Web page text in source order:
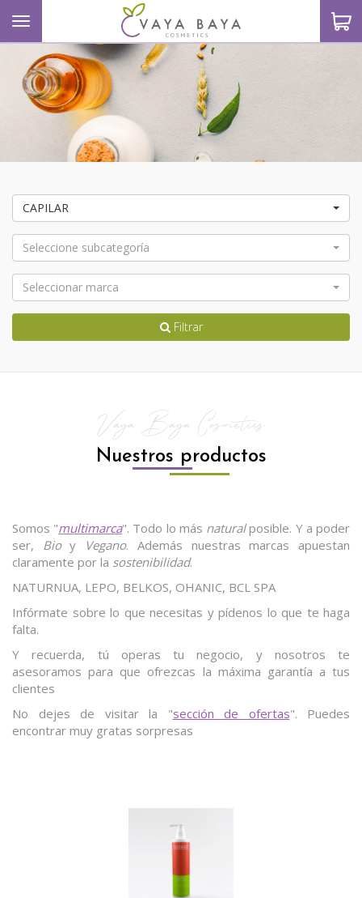
Toggle navigation
CAPILAR
Seleccione subcategoría
Seleccionar marca
Filtrar
Vaya Baya Cosmetics
Nuestros productos
Somos "multimarca". Todo lo más naturalposible. Y a poder
ser, Bioy Vegano. Además nuestras marcas apuestan
claramente por la sostenibilidad.
NATURNUA, LEPO, BELKOS, OHANIC, BCL SPA
Infórmate sobre lo que necesitas y pídenos lo que te haga
falta.
Y recuerda, tú operas tu negocio, y nosotros te
asesoramos para que ofrezcas la máxima garantía a tus
clientes
No dejes de visitar la "sección de ofertas". Puedes
encontrar muy gratas sorpresas